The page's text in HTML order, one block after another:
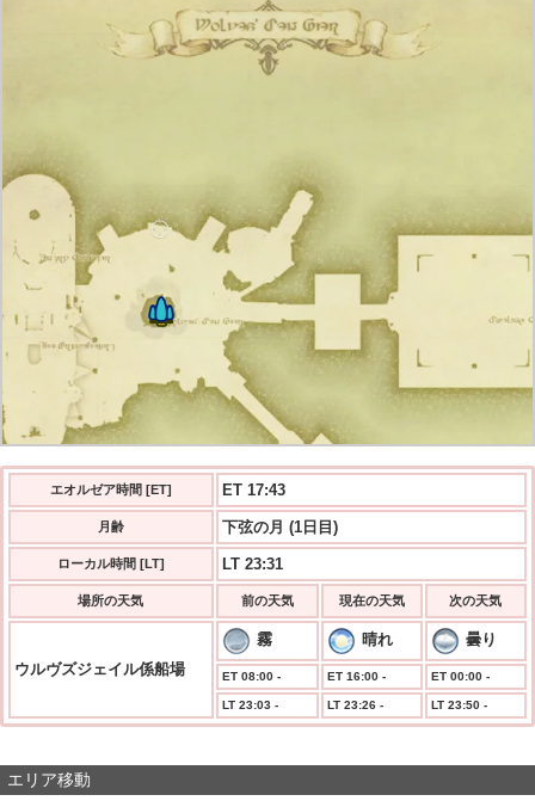
エオルゼア時間 [ET] ET 17:43
月齢 下弦の月 (1日目)
ローカル時間 [LT] LT 23:31
場所の天気 前の天気 現在の天気 次の天気
ウルヴズジェイル係船場
霧 晴れ 曇り
ET 08:00 - ET 16:00 - ET 00:00 -
LT 23:03 - LT 23:26 - LT 23:50 -
エリア移動